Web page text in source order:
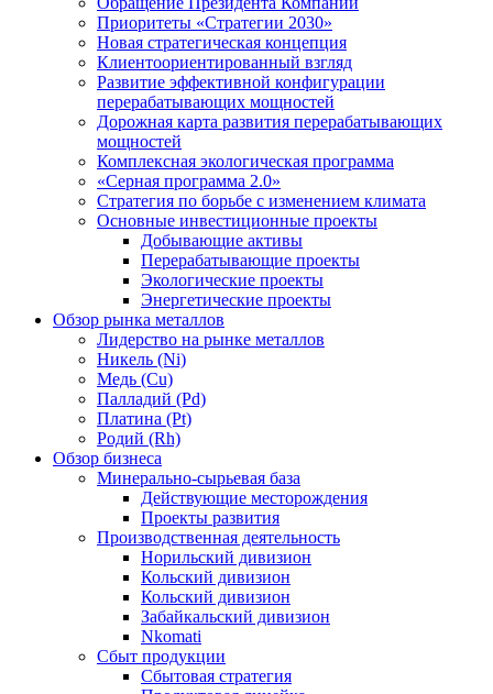
Приоритеты «Стратегии 2030»
Новая стратегическая концепция
Клиентоориентированный взгляд
Развитие эффективной конфигурации
перерабатывающих мощностей
Дорожная карта развития перерабатывающих
мощностей
Комплексная экологическая программа
«Серная программа 2.0»
Стратегия по борьбе с изменением климата
Основные инвестиционные проекты
Добывающие активы
Перерабатывающие проекты
Экологические проекты
Энергетические проекты
Обзор рынка металлов
Лидерство на рынке металлов
Никель (Ni)
Медь (Cu)
Палладий (Pd)
Платина (Pt)
Родий (Rh)
Обзор бизнеса
Минерально-сырьевая база
Действующие месторождения
Проекты развития
Производственная деятельность
Норильский дивизион
Кольский дивизион
Кольский дивизион
Забайкальский дивизион
Nkomati
Сбыт продукции
Сбытовая стратегия